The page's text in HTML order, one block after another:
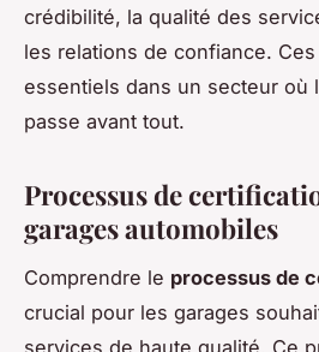
crédibilité, la qualité des
les relations de confiance.
essentiels dans un secteur où
passe avant tout.
Processus de
garages automobiles
Comprendre le processus de
crucial pour les garages